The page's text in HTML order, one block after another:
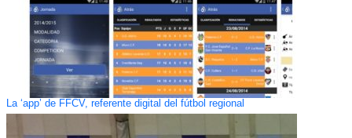
La ‘app’ de FFCV, referente digital del fútbol regional